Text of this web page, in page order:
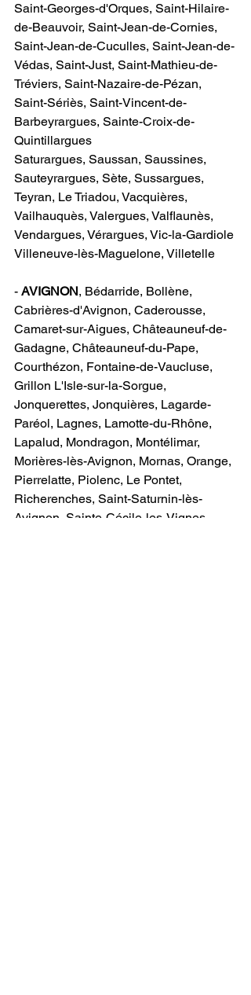
Saint-Georges-d'Orques, Saint-Hilaire-
de-Beauvoir, Saint-Jean-de-Cornies,
Saint-Jean-de-Cuculles, Saint-Jean-de-
Védas, Saint-Just, Saint-Mathieu-de-
Tréviers, Saint-Nazaire-de-Pézan,
Saint-Sériès, Saint-Vincent-de-
Barbeyrargues, Sainte-Croix-de-
Quintillargues
Saturargues, Saussan, Saussines,
Sauteyrargues, Sète, Sussargues,
Teyran, Le Triadou, Vacquières,
Vailhauquès, Valergues, Valflaunès,
Vendargues, Vérargues, Vic-la-Gardiole
Villeneuve-lès-Maguelone, Villetelle
- AVIGNON​, Bédarride, Bollène,
Cabrières-d'Avignon, Caderousse,
Camaret-sur-Aigues, Châteauneuf-de-
Gadagne, Châteauneuf-du-Pape,
Courthézon, Fontaine-de-Vaucluse,
Grillon L'Isle-sur-la-Sorgue,
Jonquerettes, Jonquières, Lagarde-
Paréol, Lagnes, Lamotte-du-Rhône,
Lapalud, Mondragon, Montélimar,
Morières-lès-Avignon, Mornas, Orange,
Pierrelatte, Piolenc, Le Pontet,
Richerenches, Saint-Saturnin-lès-
Avignon, Sainte-Cécile-les-Vignes,